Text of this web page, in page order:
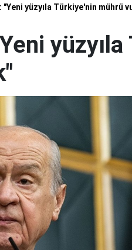
"Yeni yüzyıla Türkiye'nin mührü